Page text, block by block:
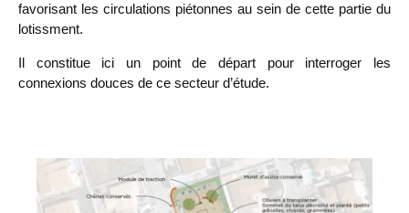
favorisant les circulations piétonnes au sein de cette partie du
lotissment.
Il constitue ici un point de départ pour interroger les
connexions douces de ce secteur d’étude.